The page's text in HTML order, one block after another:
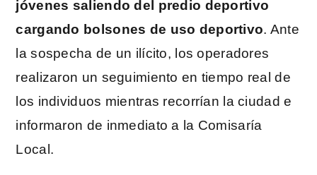
jóvenes saliendo del predio deportivo
cargando bolsones de uso deportivo. Ante
la sospecha de un ilícito, los operadores
realizaron un seguimiento en tiempo real de
los individuos mientras recorrían la ciudad e
informaron de inmediato a la Comisaría
Local.